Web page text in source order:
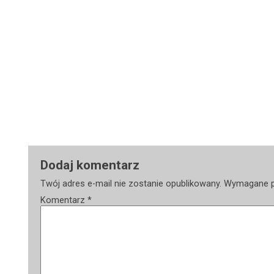
Dodaj komentarz
Twój adres e-mail nie zostanie opublikowany. Wymagane
Komentarz *